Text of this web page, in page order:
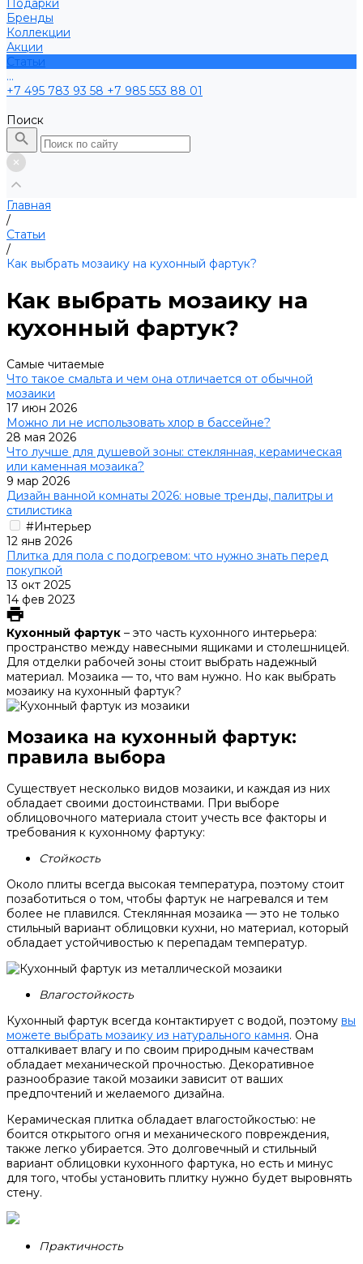
Подарки
Бренды
Коллекции
Акции
Статьи
...
+7 495 783 93 58 +7 985 553 88 01
Поиск
Главная
/
Статьи
/
Как выбрать мозаику на кухонный фартук?
Как выбрать мозаику на
кухонный фартук?
Самые читаемые
Что такое смальта и чем она отличается от обычной
мозаики
17 июн 2026
Можно ли не использовать хлор в бассейне?
28 мая 2026
Что лучше для душевой зоны: стеклянная, керамическая
или каменная мозаика?
9 мар 2026
Дизайн ванной комнаты 2026: новые тренды, палитры и
стилистика
#Интерьер
12 янв 2026
Плитка для пола с подогревом: что нужно знать перед
покупкой
13 окт 2025
14 фев 2023
Кухонный фартук – это часть кухонного интерьера:
пространство между навесными ящиками и столешницей.
Для отделки рабочей зоны стоит выбрать надежный
материал. Мозаика — то, что вам нужно. Но как выбрать
мозаику на кухонный фартук?
Мозаика на кухонный фартук:
правила выбора
Существует несколько видов мозаики, и каждая из них
обладает своими достоинствами. При выборе
облицовочного материала стоит учесть все факторы и
требования к кухонному фартуку:
Стойкость
Около плиты всегда высокая температура, поэтому стоит
позаботиться о том, чтобы фартук не нагревался и тем
более не плавился. Стеклянная мозаика — это не только
стильный вариант облицовки кухни, но материал, который
обладает устойчивостью к перепадам температур.
Влагостойкость
Кухонный фартук всегда контактирует с водой, поэтому вы
можете выбрать мозаику из натурального камня. Она
отталкивает влагу и по своим природным качествам
обладает механической прочностью. Декоративное
разнообразие такой мозаики зависит от ваших
предпочтений и желаемого дизайна.
Керамическая плитка обладает влагостойкостью: не
боится открытого огня и механического повреждения,
также легко убирается. Это долговечный и стильный
вариант облицовки кухонного фартука, но есть и минус
для того, чтобы установить плитку нужно будет выровнять
стену.
Практичность